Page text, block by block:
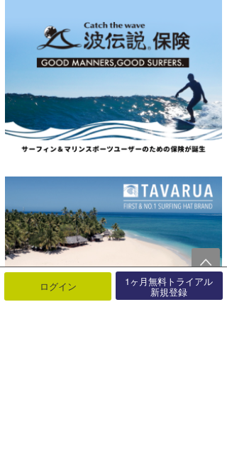
ログイン 1ヶ月無料トライアル
新規登録